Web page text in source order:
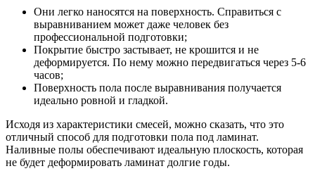
Они легко наносятся на поверхность. Справиться с
выравниванием может даже человек без
профессиональной подготовки;
Покрытие быстро застывает, не крошится и не
деформируется. По нему можно передвигаться через 5-6
часов;
Поверхность пола после выравнивания получается
идеально ровной и гладкой.
Исходя из характеристики смесей, можно сказать, что это
отличный способ для подготовки пола под ламинат.
Наливные полы обеспечивают идеальную плоскость, которая
не будет деформировать ламинат долгие годы.